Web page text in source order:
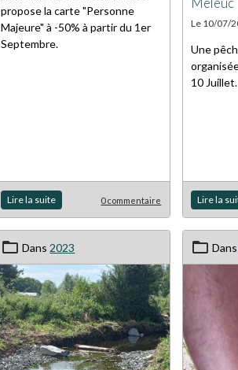
propose la carte "Personne
Majeure" à -50% à partir du 1er
Septembre.
Lire la suite 0 commentaire
Le 10/07/
Une
10 Juillet.
Lire la
Dans 2023 Dans